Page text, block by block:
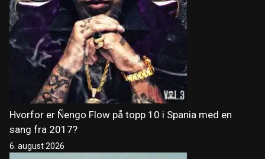
Hvorfor er Ñengo Flow på topp 10 i Spania med en
sang fra 2017?
6. august 2026